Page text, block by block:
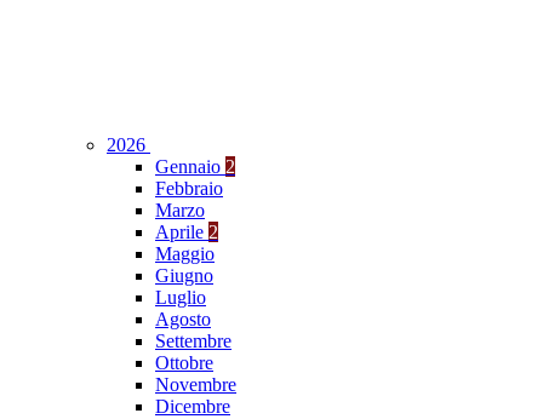
2026
Gennaio 2
Febbraio
Marzo
Aprile 2
Maggio
Giugno
Luglio
Agosto
Settembre
Ottobre
Novembre
Dicembre